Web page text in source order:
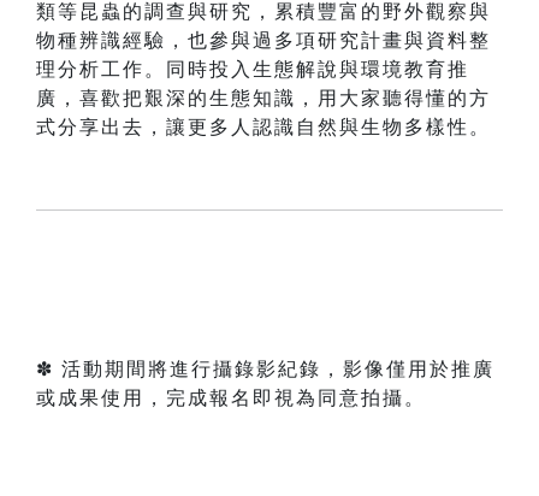
類等昆蟲的調查與研究，累積豐富的野外觀察與
物種辨識經驗，也參與過多項研究計畫與資料整
理分析工作。同時投入生態解說與環境教育推
廣，喜歡把艱深的生態知識，用大家聽得懂的方
式分享出去，讓更多人認識自然與生物多樣性。
✽ 活動期間將進行攝錄影紀錄，影像僅用於推廣
或成果使用，完成報名即視為同意拍攝。